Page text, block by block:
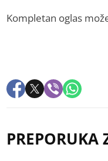
Kompletan oglas
PREPORUKA